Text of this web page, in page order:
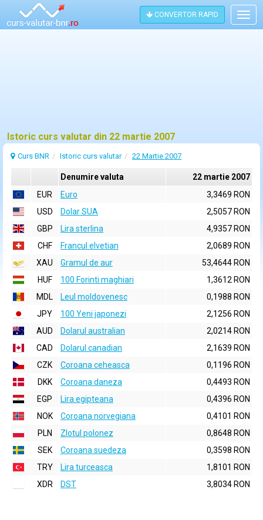
CONVERTOR RAPID
Istoric curs valutar din 22 martie 2007
Curs BNR Istoric curs valutar 22 Martie 2007
Denumire valuta
22 martie 2007
EUR
Euro
3,3469 RON
USD
Dolar SUA
2,5057 RON
GBP
Lira sterlina
4,9357 RON
CHF
Francul elvetian
2,0689 RON
XAU
Gramul de aur
53,4644 RON
HUF
100 Forinti maghiari
1,3612 RON
MDL
Leul moldovenesc
0,1988 RON
JPY
100 Yeni japonezi
2,1256 RON
AUD
Dolarul australian
2,0214 RON
CAD
Dolarul canadian
2,1639 RON
CZK
Coroana ceheasca
0,1196 RON
DKK
Coroana daneza
0,4493 RON
EGP
Lira egipteana
0,4396 RON
NOK
Coroana norvegiana
0,4101 RON
PLN
Zlotul polonez
0,8648 RON
SEK
Coroana suedeza
0,3598 RON
TRY
Lira turceasca
1,8101 RON
XDR
DST 3,8034 RON